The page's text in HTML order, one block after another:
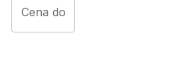
Cena do